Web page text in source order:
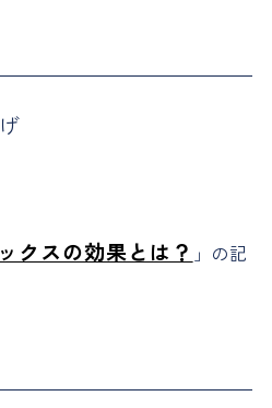
クスの効果とは？ 」の記